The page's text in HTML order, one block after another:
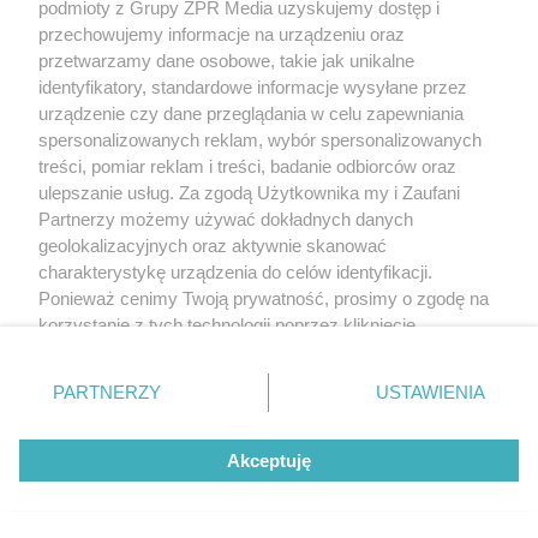
rozpowszechniany lub dalej rozpowszechniany w jakikolwiek sposób (w
tym także elektroniczny lub mechaniczny) na jakimkolwiek polu
eksploatacji w jakiejkolwiek formie, włącznie z umieszczaniem w Internecie
bez pisemnej zgody właściciela praw. Jakiekolwiek użycie lub
wykorzystanie utworów w całości lub w części z naruszeniem prawa, tzn.
bez właściwej zgody, jest zabronione pod groźbą kary i może być ścigane
prawnie.
O nas
podmioty z Grupy ZPR Media uzyskujemy dostęp i
przechowujemy informacje na urządzeniu oraz
przetwarzamy dane osobowe, takie jak unikalne
identyfikatory, standardowe informacje wysyłane przez
urządzenie czy dane przeglądania w celu zapewniania
spersonalizowanych reklam, wybór spersonalizowanych
treści, pomiar reklam i treści, badanie odbiorców oraz
ulepszanie usług. Za zgodą Użytkownika my i Zaufani
Partnerzy możemy używać dokładnych danych
geolokalizacyjnych oraz aktywnie skanować
charakterystykę urządzenia do celów identyfikacji.
Ponieważ cenimy Twoją prywatność, prosimy o zgodę na
korzystanie z tych technologii poprzez kliknięcie
zmienić/wycofać klikając przycisk ustawień prywatności
znajdujący się w lewym dolnym rogu strony
rodzaje przetwarzania danych nie wymagają zgody
użytkownika, ale masz prawo sprzeciwić się takiemu
przetwarzaniu. Preferencje będą miały zastosowanie tylko
PARTNERZY USTAWIENIA
Akceptuję